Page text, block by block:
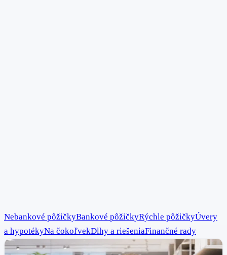
Nebankové pôžičkyBankové pôžičkyRýchle pôžičkyÚvery
a hypotékyNa čokoľvekDlhy a riešeniaFinančné rady